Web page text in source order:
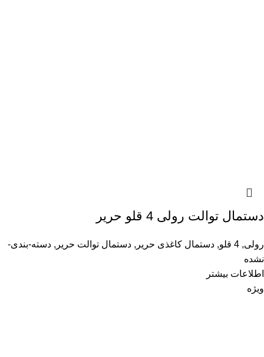
دستمال توالت رولی 4 قلو حریر
رولی, 4 قلو , دستمال کاغذی حریر , دستمال توالت حریر , دسته-بندی-
نشده
اطلاعات بیشتر
ویژه